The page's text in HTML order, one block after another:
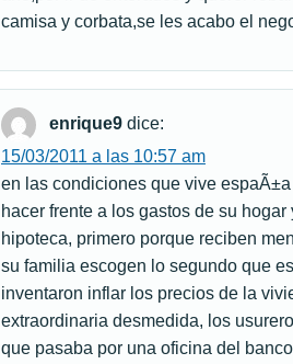
camisa y corbata,se les acabo el
enrique9 dice:
15/03/2011 a las 10:57 am
en las condiciones que vive
hacer frente a los gastos de su
hipoteca, primero porque reciben
su familia escogen lo segundo que
inventaron inflar los precios de la
extraordinaria desmedida, los
que pasaba por una oficina del